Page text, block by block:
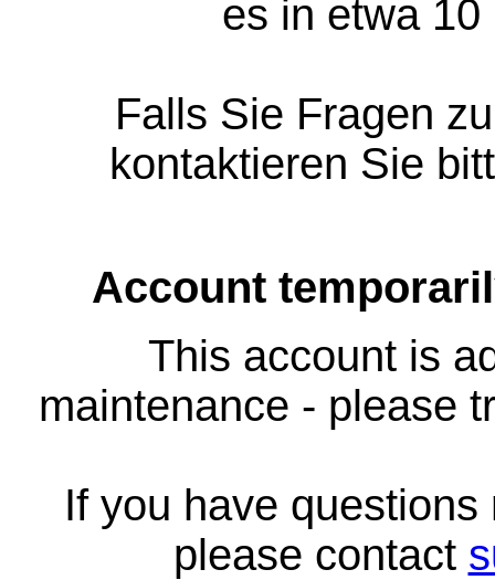
es in etwa
Falls Sie Fragen
kontaktieren Sie
Account
This account is
maintenance - please
If you have
please contact